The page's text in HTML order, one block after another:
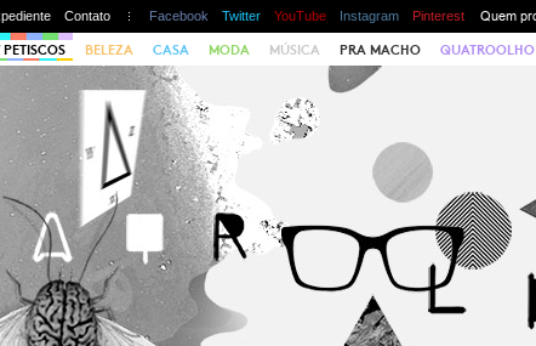
Contato Facebook Twitter YouTube Instagram Pinterest
PETISCOS BELEZA CASA MODA MÚSICA PRA MACHO QUATROOLHO